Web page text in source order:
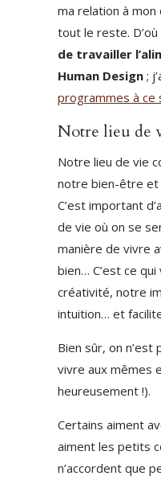
ma relation à
tout le reste. D’où
de travailler
Human Design;
programmes à ce
Notre lieu de
Notre lieu de vie
notre bien-être et
C’est important
de vie où on se
manière de vivre
bien… C’est ce
créativité, notre
intuition… et
Bien sûr, on
vivre aux mêmes
heureusement !).
Certains aiment
aiment les petits
n’accordent que